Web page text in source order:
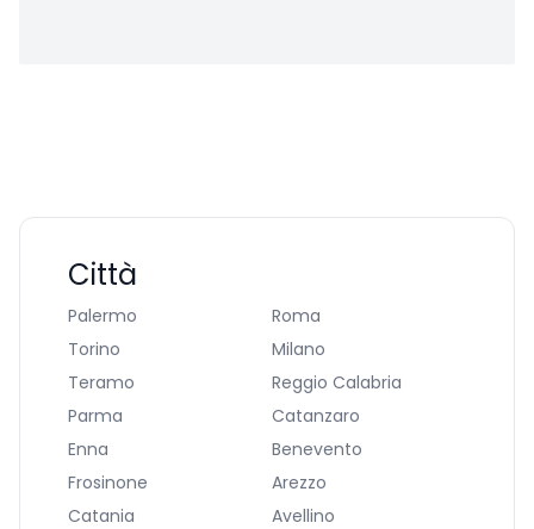
Città
Palermo
Roma
Torino
Milano
Teramo
Reggio Calabria
Parma
Catanzaro
Enna
Benevento
Frosinone
Arezzo
Catania
Avellino